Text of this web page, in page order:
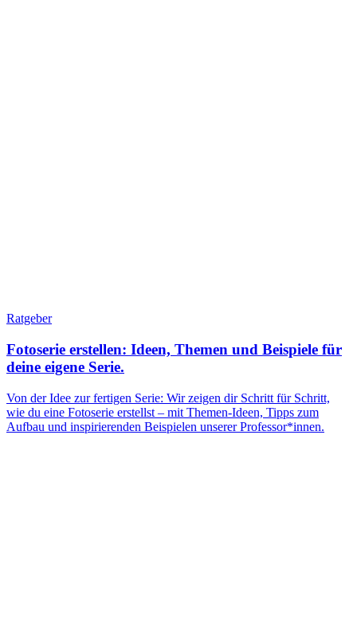
Ratgeber
Fotoserie erstellen: Ideen, Themen und Beispiele für
deine eigene Serie.
Von der Idee zur fertigen Serie: Wir zeigen dir Schritt für Schritt,
wie du eine Fotoserie erstellst – mit Themen-Ideen, Tipps zum
Aufbau und inspirierenden Beispielen unserer Professor*innen.